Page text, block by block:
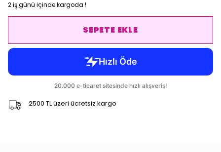
2 iş günü içinde kargoda !
SEPETE EKLE
2500 TL üzeri ücretsiz kargo